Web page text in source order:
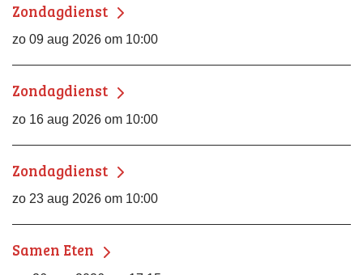
Zondagdienst
zo 09 aug 2026 om 10:00
Zondagdienst
zo 16 aug 2026 om 10:00
Zondagdienst
zo 23 aug 2026 om 10:00
Samen Eten